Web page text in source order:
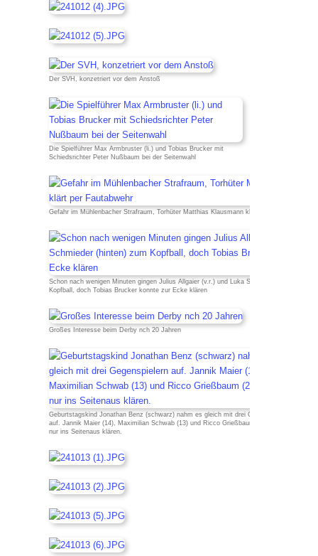
Der SVH, konzetriert vor dem Anstoß
Die Spielführer Max Armbruster (li.) und Tobias Brucker mit
Schiedsrichter Peter Nußbaum bei der Seitenwahl
Gefahr im Mühlenbacher Strafraum, Torhüter Matthias Klausmann klärt per Fautabwehr
Schon nach wenigen Minuten gingen Julius Allgaier (v.r.) und Luka Schmieder (hinten) zum
Kopfball, doch Tobias Brucker konnte zur Ecke klären
Großes Interesse beim Derby nch 20 Jahren
Geburtstagskind Jonathan Benz (schwarz) nahm es gleich mit drei Gegenspielern
auf. Jannik Maier (14), Maximilian Schwab (13) und Ricco Grießbaum (2) konnten
nur ins Seitenaus klären.